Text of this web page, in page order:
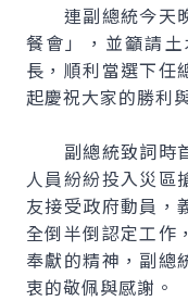
連副總統今天晚
餐會」，並籲請
長，順利當選下任
起慶祝大家的勝利
副總統致詞時首
人員紛紛投入災區
友接受政府動員，
全倒半倒認定工作
奉獻的精神，副總
衷的敬佩與感謝。